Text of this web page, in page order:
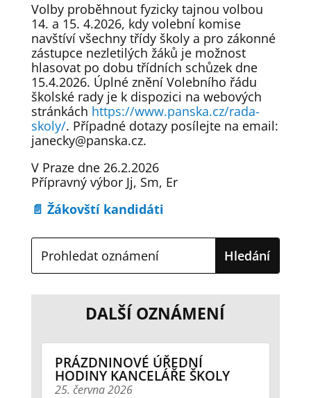
Volby proběhnout fyzicky tajnou volbou
14. a 15. 4.2026, kdy volební komise
navštíví všechny třídy školy a pro zákonné
zástupce nezletilých žáků je možnost
hlasovat po dobu třídních schůzek dne
15.4.2026. Úplné znění Volebního řádu
školské rady je k dispozici na webových
stránkách https://www.panska.cz/rada-
skoly/. Případné dotazy posílejte na email:
janecky@panska.cz.
V Praze dne 26.2.2026
Přípravný výbor Jj, Sm, Er
📄 Žákovští kandidáti
DALŠÍ OZNÁMENÍ
PRÁZDNINOVÉ ÚŘEDNÍ
HODINY KANCELÁŘE ŠKOLY
25. června 2026